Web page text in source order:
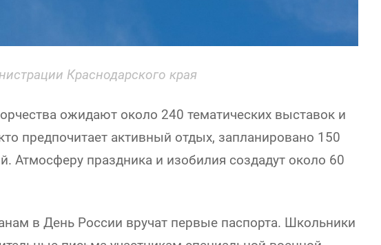
Краснодарского края
ожидают около 240 тематических выставок и
предпочитает активный отдых, запланировано 150
Атмосферу праздника и изобилия создадут около 60
в День России вручат первые паспорта. Школьники